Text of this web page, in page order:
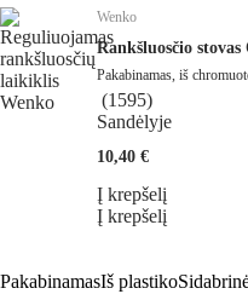
Wenko
Rankšluosčio
Pakabinamas, iš
(1595)
Sandėlyje
10,40 €
Į krepšelį
Į krepšelį
PakabinamasIš plastiko